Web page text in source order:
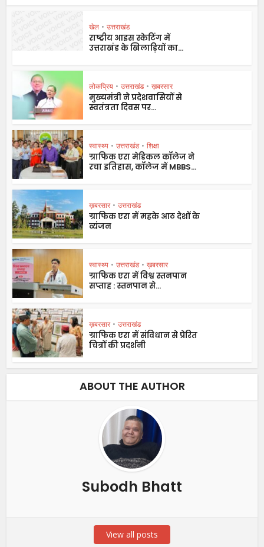
खेल • उत्तराखंड
राष्ट्रीय आइस स्केटिंग में
उत्तराखंड के खिलाड़ियों का...
लोकप्रिय • उत्तराखंड • ख़बरसार
मुख्यमंत्री ने प्रदेशवासियों से
स्वतंत्रता दिवस पर...
स्वास्थ्य • उत्तराखंड • शिक्षा
ग्राफिक एरा मेडिकल कॉलेज ने
रचा इतिहास, कॉलेज में MBBS...
ख़बरसार • उत्तराखंड
ग्राफिक एरा में महके आठ देशों के
व्यंजन
स्वास्थ्य • उत्तराखंड • ख़बरसार
ग्राफिक एरा में विश्व स्तनपान
सप्ताह : स्तनपान से...
ख़बरसार • उत्तराखंड
ग्राफिक एरा में संविधान से प्रेरित
चित्रों की प्रदर्शनी
ABOUT THE AUTHOR
Subodh Bhatt
View all posts